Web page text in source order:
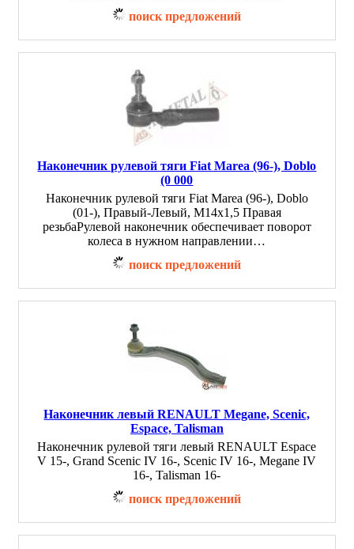
поиск предложений
Наконечник рулевой тяги Fiat Marea (96-), Doblo
(0 000
Наконечник рулевой тяги Fiat Marea (96-), Doblo
(01-), Правый-Левый, M14x1,5 Правая
резьбаРулевой наконечник обеспечивает поворот
колеса в нужном направлении…
поиск предложений
Наконечник левый RENAULT Megane, Scenic,
Espace, Talisman
Наконечник рулевой тяги левый RENAULT Espace
V 15-, Grand Scenic IV 16-, Scenic IV 16-, Megane IV
16-, Talisman 16-
поиск предложений